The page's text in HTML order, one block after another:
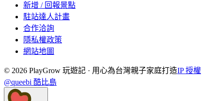
新增 / 回報景點
駐站達人計畫
合作洽詢
隱私權政策
網站地圖
© 2026 PlayGrow 玩遊記 · 用心為台灣親子家庭打造IP 授權
@queebi 酷比島